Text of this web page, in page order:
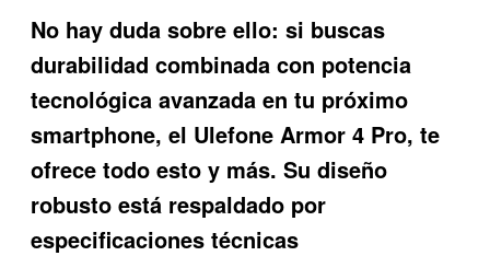
No hay duda sobre ello: si buscas
durabilidad combinada con potencia
tecnológica avanzada en tu próximo
smartphone, el Ulefone Armor 4 Pro, te
ofrece todo esto y más. Su diseño
robusto está respaldado por
especificaciones técnicas